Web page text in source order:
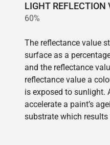
LIGHT REFLECTION
60%
The reflectance value
surface as a
and the reflectance
reflectance value a
is exposed to sunlight.
accelerate a paint’s
substrate which